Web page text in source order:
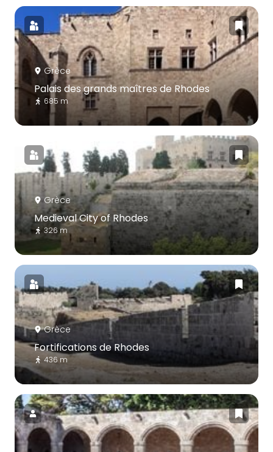
Grèce
Palais des grands maîtres de Rhodes
685 m
Grèce
Medieval City of Rhodes
326 m
Grèce
Fortifications de Rhodes
436 m